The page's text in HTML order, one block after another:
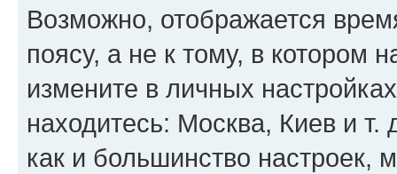
Возможно, отображается
поясу, а не к тому, в котором
измените в личных
находитесь: Москва, Киев и т.
как и большинство настроек,